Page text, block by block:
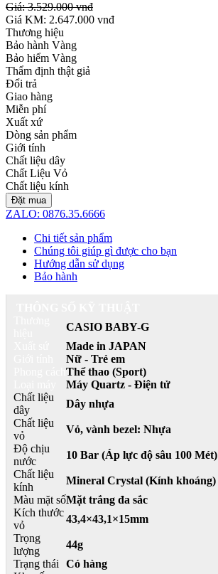
Giá:3.529.000 vnđ
Giá KM: 2.647.000 vnđ
Thương hiệu
Bảo hành Vàng
Bảo hiểm Vàng
Thẩm định thật giả
Đổi trả
Giao hàng
Miễn phí
Xuất xứ
Dòng sản phẩm
Giới tính
Chất liệu dây
Chất Liệu Vỏ
Chất liệu kính
Đặt mua
ZALO: 0876.35.6666
Chi tiết sản phẩm
Chúng tôi giúp gì được cho bạn
Hướng dẫn sử dụng
Bảo hành
CASIO BABY-G
Made in JAPAN
Nữ - Trẻ em
Thể thao (Sport)
Máy Quartz - Điện tử
Chất liệu
dây
Dây nhựa
Chất liệu
vỏ
Vỏ, vành bezel: Nhựa
Độ chịu
nước
10 Bar (Áp lực độ sâu 100 Mét)
Chất liệu
kính
Mineral Crystal (Kính khoáng)
Màu mặt sốMặt trắng đa sắc
Kích thước
vỏ
43,4×43,1×15mm
Trọng
lượng
44g
Trạng thái Có hàng